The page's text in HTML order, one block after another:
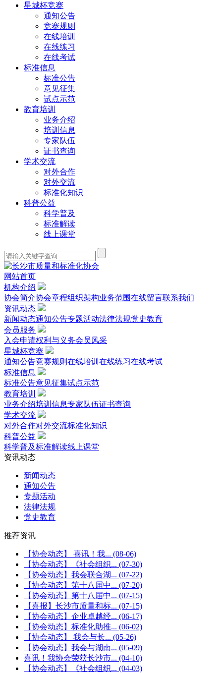
星城杯竞赛
通知公告
竞赛规则
在线培训
在线练习
在线考试
标准信息
标准公告
意见征集
试点示范
教育培训
业务介绍
培训信息
专家队伍
证书查询
学术交流
对外合作
对外交流
标准化知识
科普公益
科学普及
标准解读
线上课堂
网站首页
机构介绍
协会简介协会章程组织架构业务范围在线留言联系我们
资讯动态
新闻动态通知公告专题活动法律法规党史教育
会员服务
入会申请权利与义务会员风采
星城杯竞赛
通知公告竞赛规则 在线培训 在线练习在线考试
标准信息
标准公告意见征集试点示范
教育培训
业务介绍培训信息专家队伍证书查询
学术交流
对外合作对外交流标准化知识
科普公益
科学普及标准解读线上课堂
资讯动态
新闻动态
通知公告
专题活动
法律法规
党史教育
推荐资讯
【协会动态】 喜讯！我... (08-06)
【协会动态】《社会组织... (07-30)
【协会动态】我会联合湖... (07-22)
【协会动态】第十八届中... (07-20)
【协会动态】第十八届中... (07-15)
【喜报】长沙市质量和标... (07-15)
【协会动态】企业卓越经... (06-17)
【协会动态】标准化助推... (06-02)
【协会动态】 我会与长... (05-26)
【协会动态】我会与湖南... (05-09)
喜讯！我协会荣获长沙市... (04-10)
【协会动态】《社会组织... (04-03)